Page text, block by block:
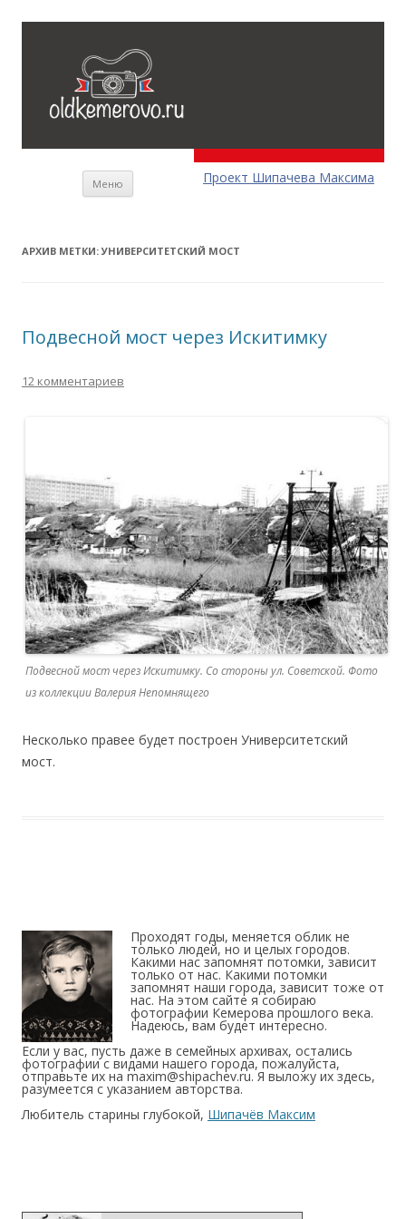
Проект Шипачева Максима
Меню Перейти к содержимому
АРХИВ МЕТКИ: УНИВЕРСИТЕТСКИЙ МОСТ
Подвесной мост через Искитимку
12 комментариев
Подвесной мост через Искитимку. Со стороны ул. Советской. Фото
из коллекции Валерия Непомнящего
Несколько правее будет построен Университетский
мост.
Проходят годы, меняется облик не
только людей, но и целых городов.
Какими нас запомнят потомки, зависит
только от нас. Какими потомки
запомнят наши города, зависит тоже от
нас. На этом сайте я собираю
фотографии Кемерова прошлого века.
Надеюсь, вам будет интересно.
Если у вас, пусть даже в семейных архивах, остались
фотографии с видами нашего города, пожалуйста,
отправьте их на maxim@shipachev.ru. Я выложу их здесь,
разумеется с указанием авторства.
Любитель старины глубокой, Шипачёв Максим